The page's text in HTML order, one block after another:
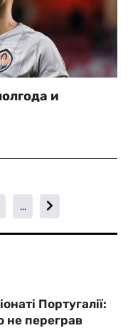
и
...
Португалії:
не переграв